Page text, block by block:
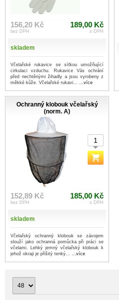
156,20 Kč
bez DPH
189,00 Kč
s DPH
skladem
Včelařské rukavice se síťkou umožňující
cirkulaci vzduchu. Rukavice Vás ochrání
před nechtěnými žihadly a jsou vyrobeny z
měkké kůže. Včelařské rukavi... ...více
Ochranný klobouk včelařský
(norm. A)
152,89 Kč
bez DPH
185,00 Kč
s DPH
skladem
Včelařský ochranný klobouk se závojem
slouží jako ochranná pomůcka při práci se
včelami. Lehký jemný včelařský klobouk k
jehož okraji je přišitý tenký... ...více